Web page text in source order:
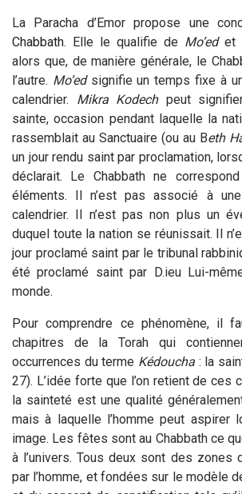
La Paracha d’Emor propose une
Chabbath. Elle le qualifie de Mo’ed et
alors que, de manière générale, le
l’autre. Mo’edsignifie un temps fixe à
calendrier. Mikra Kodechpeut
sainte, occasion pendant laquelle la
rassemblait au Sanctuaire (ou au Beth
un jour rendu saint par proclamation,
déclarait. Le Chabbath ne
éléments. Il n’est pas associé à
calendrier. Il n’est pas non plus un
duquel toute la nation se réunissait. Il
jour proclamé saint par le tribunal
été proclamé saint par D.ieu Lui-
monde.
Pour comprendre ce phénomène, il
chapitres de la Torah qui
occurrences du terme Kédoucha: la
27). L’idée forte que l’on retient de ces
la sainteté est une qualité
mais à laquelle l’homme peut aspirer
image. Les fêtes sont au Chabbath ce
à l’univers. Tous deux sont des zones
par l’homme, et fondées sur le modèle